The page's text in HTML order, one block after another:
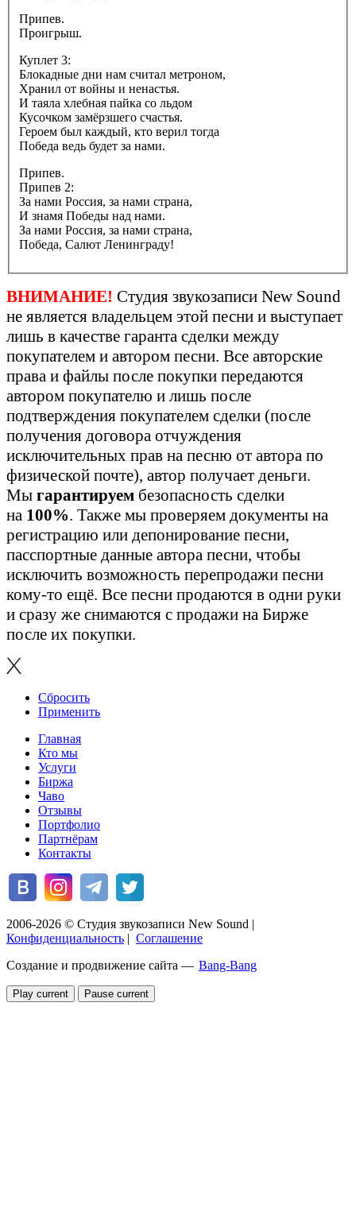
Припев.
Проигрыш.
Куплет 3:
Блокадные дни нам считал метроном,
Хранил от войны и ненастья.
И таяла хлебная пайка со льдом
Кусочком замёрзшего счастья.
Героем был каждый, кто верил тогда
Победа ведь будет за нами.
Припев.
Припев 2:
За нами Россия, за нами страна,
И знамя Победы над нами.
За нами Россия, за нами страна,
Победа, Салют Ленинграду!
ВНИМАНИЕ! Студия звукозаписи New Sound
не является владельцем этой песни и выступает
лишь в качестве гаранта сделки между
покупателем и автором песни. Все авторские
права и файлы после покупки передаются
автором покупателю и лишь после
подтверждения покупателем сделки (после
получения договора отчуждения
исключительных прав на песню от автора по
физической почте), автор получает деньги.
Мы гарантируем безопасность сделки
на 100%. Также мы проверяем документы на
регистрацию или депонирование песни,
пасспортные данные автора песни, чтобы
исключить возможность перепродажи песни
кому-то ещё. Все песни продаются в одни руки
и сразу же снимаются с продажи на Бирже
после их покупки.
Сбросить
Применить
Главная
Кто мы
Услуги
Биржа
Чаво
Отзывы
Портфолио
Партнёрам
Контакты
2006-2026 © Студия звукозаписи New Sound
Конфиденциальность
Соглашение
Создание и продвижение сайта — Bang-Bang
Play current Pause current